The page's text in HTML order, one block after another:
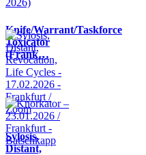
Knife/Warrant/Taskforce
Toxicator
(Frank…
Sylosis,
Distant,